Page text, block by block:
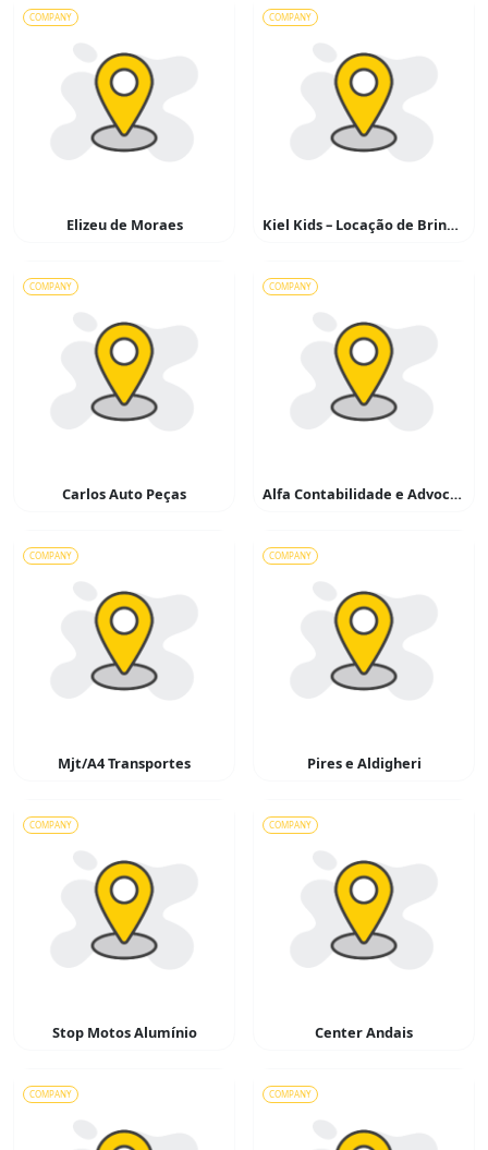
COMPANY
Elizeu de Moraes
COMPANY
Kiel Kids – Locação de Brinquedos
COMPANY
Carlos Auto Peças
COMPANY
Alfa Contabilidade e Advocacia
COMPANY
Mjt/A4 Transportes
COMPANY
Pires e Aldigheri
COMPANY
Stop Motos Alumínio
COMPANY
Center Andais
COMPANY COMPANY